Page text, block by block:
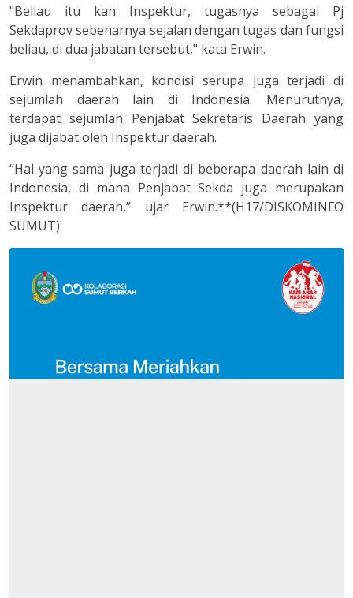
"Beliau itu kan Inspektur, tugasnya sebagai Pj
Sekdaprov sebenarnya sejalan dengan tugas dan fungsi
beliau, di dua jabatan tersebut," kata Erwin.
Erwin menambahkan, kondisi serupa juga terjadi di
sejumlah daerah lain di Indonesia. Menurutnya,
terdapat sejumlah Penjabat Sekretaris Daerah yang
juga dijabat oleh Inspektur daerah.
“Hal yang sama juga terjadi di beberapa daerah lain di
Indonesia, di mana Penjabat Sekda juga merupakan
Inspektur daerah,” ujar Erwin.**(H17/DISKOMINFO
SUMUT)